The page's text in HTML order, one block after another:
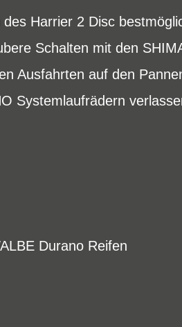
Harrier 2 Disc
Schalten mit den
Ausfahrten auf den
Systemlaufrädern
Durano Reifen